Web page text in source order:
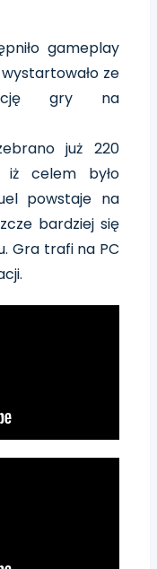
gameplay
ze
gry na
już 220
iż celem było
powstaje na
bardziej się
Gra trafi na PC